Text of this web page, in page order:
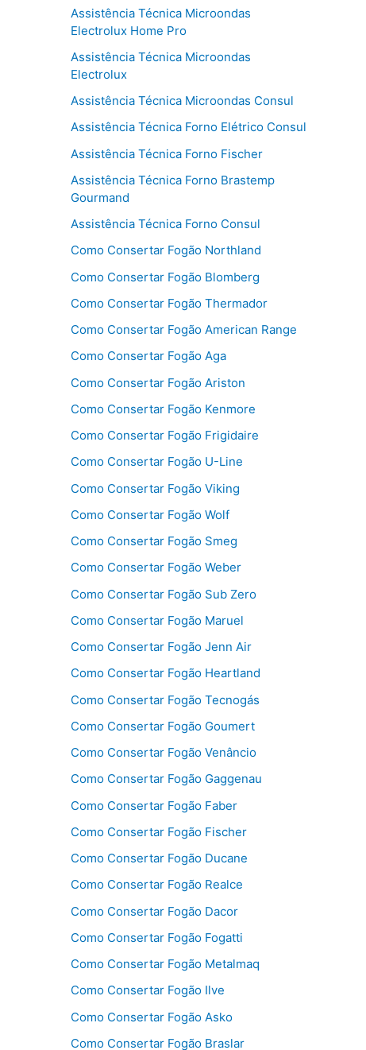
Assistência Técnica Microondas
Electrolux Home Pro
Assistência Técnica Microondas
Electrolux
Assistência Técnica Microondas Consul
Assistência Técnica Forno Elétrico Consul
Assistência Técnica Forno Fischer
Assistência Técnica Forno Brastemp
Gourmand
Assistência Técnica Forno Consul
Como Consertar Fogão Northland
Como Consertar Fogão Blomberg
Como Consertar Fogão Thermador
Como Consertar Fogão American Range
Como Consertar Fogão Aga
Como Consertar Fogão Ariston
Como Consertar Fogão Kenmore
Como Consertar Fogão Frigidaire
Como Consertar Fogão U-Line
Como Consertar Fogão Viking
Como Consertar Fogão Wolf
Como Consertar Fogão Smeg
Como Consertar Fogão Weber
Como Consertar Fogão Sub Zero
Como Consertar Fogão Maruel
Como Consertar Fogão Jenn Air
Como Consertar Fogão Heartland
Como Consertar Fogão Tecnogás
Como Consertar Fogão Goumert
Como Consertar Fogão Venâncio
Como Consertar Fogão Gaggenau
Como Consertar Fogão Faber
Como Consertar Fogão Fischer
Como Consertar Fogão Ducane
Como Consertar Fogão Realce
Como Consertar Fogão Dacor
Como Consertar Fogão Fogatti
Como Consertar Fogão Metalmaq
Como Consertar Fogão Ilve
Como Consertar Fogão Asko
Como Consertar Fogão Braslar